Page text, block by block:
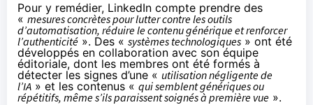
Pour y remédier, LinkedIn compte prendre des
« mesures concrètes pour lutter contre les outils
d’automatisation, réduire le contenu générique et renforcer
l’authenticité ». Des « systèmes technologiques » ont été
développés en collaboration avec son équipe
éditoriale, dont les membres ont été formés à
détecter les signes d’une « utilisation négligente de
l’IA » et les contenus « qui semblent génériques ou
répétitifs, même s’ils paraissent soignés à première vue ».